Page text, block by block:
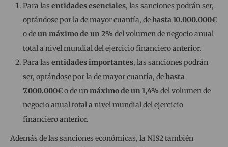
Para las entidades esenciales, las sanciones podrán ser,
optándose por la de mayor cuantía, dehasta 10.000.000€
o deun máximo de un 2% del volumen de negocio anual
total a nivel mundial del ejercicio financiero anterior.
Para las entidades importantes, las sanciones podrán
ser, optándose por la de mayor cuantía, dehasta
7.000.000€o de unmáximo de un 1,4% del volumen de
negocio anual total a nivel mundial del ejercicio
financiero anterior.
Además de las sanciones económicas, la NIS2 también